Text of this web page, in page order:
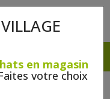
en magasin
votre choix